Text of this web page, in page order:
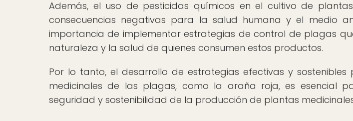
Además, el uso de pesticidas químicos en el cultivo de
consecuencias negativas para la salud humana y el medio
importancia de implementar estrategias de control de plagas
naturaleza y la salud de quienes consumen estos productos.
Por lo tanto, el desarrollo de estrategias efectivas y
medicinales de las plagas, como la araña roja, es esencial
seguridad y sostenibilidad de la producción de plantas